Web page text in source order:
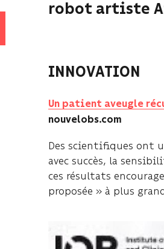
robot artiste
INNOVATION
Un patient aveugle
nouvelobs.com
Des scientifiques ont
avec succès, la
ces résultats
proposée » à plus